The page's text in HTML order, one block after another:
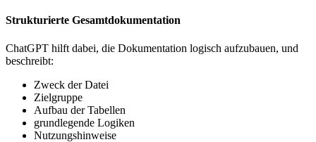
Strukturierte Gesamtdokumentation
ChatGPT hilft dabei, die Dokumentation logisch aufzubauen, und
beschreibt:
Zweck der Datei
Zielgruppe
Aufbau der Tabellen
grundlegende Logiken
Nutzungshinweise